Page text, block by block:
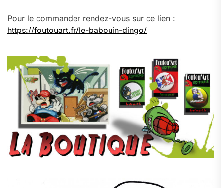
Pour le commander rendez-vous sur ce lien :
https://foutouart.fr/le-babouin-dingo/